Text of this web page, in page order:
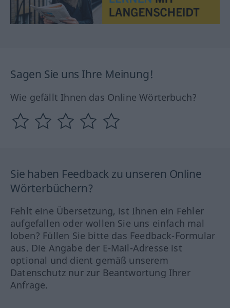
Sagen Sie uns Ihre Meinung!
Wie gefällt Ihnen das Online Wörterbuch?
Sie haben Feedback zu unseren Online
Wörterbüchern?
Fehlt eine Übersetzung, ist Ihnen ein Fehler
aufgefallen oder wollen Sie uns einfach mal
loben? Füllen Sie bitte das Feedback-Formular
aus. Die Angabe der E-Mail-Adresse ist
optional und dient gemäß unserem
Datenschutz nur zur Beantwortung Ihrer
Anfrage.